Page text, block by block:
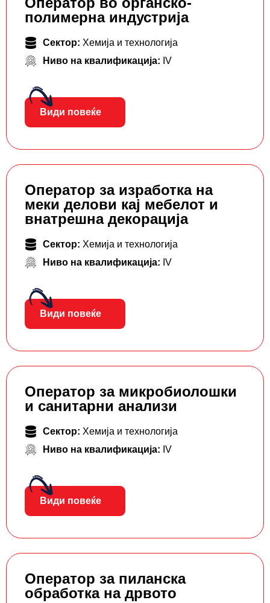
полимерна индустрија
Сектор: Хемија и технологија
Ниво на квалификација: IV
Види повеќе
Оператор за изработка на
меки делови кај мебелот и
внатрешна декорација
Сектор: Хемија и технологија
Ниво на квалификација: IV
Види повеќе
Оператор за микробиолошки
и санитарни анализи
Сектор: Хемија и технологија
Ниво на квалификација: IV
Види повеќе
Оператор за пиланска
обработка на дрвото